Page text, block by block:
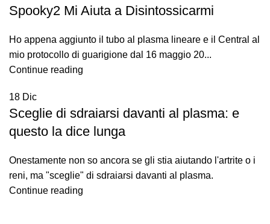
Spooky2 Mi Aiuta a Disintossicarmi
Ho appena aggiunto il tubo al plasma lineare e il Central al
mio protocollo di guarigione dal 16 maggio 20...
Continue reading
18 Dic
Sceglie di sdraiarsi davanti al plasma: e
questo la dice lunga
Onestamente non so ancora se gli stia aiutando l'artrite o i
reni, ma "sceglie" di sdraiarsi davanti al plasma.
Continue reading